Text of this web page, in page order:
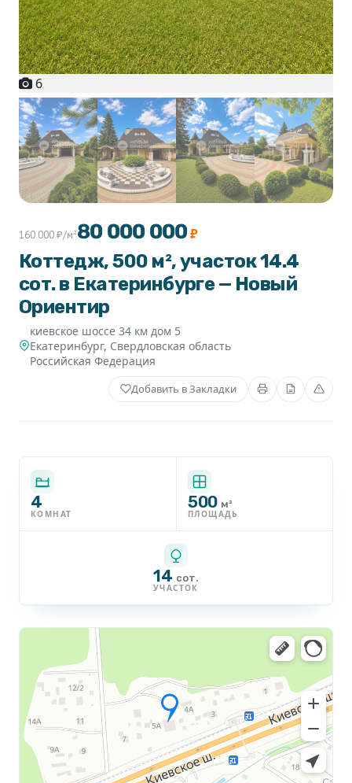
6
Коттедж, 500 м², участок 14.4
сот. в Екатеринбурге — Новый
Ориентир
киевское шоссе 34 км дом 5
Екатеринбург, Свердловская область
Российская Федерация
160 000 ₽/м²80 000 000 ₽
Добавить в Закладки
4
КОМНАТ
500 м²
ПЛОЩАДЬ
14 сот.
УЧАСТОК